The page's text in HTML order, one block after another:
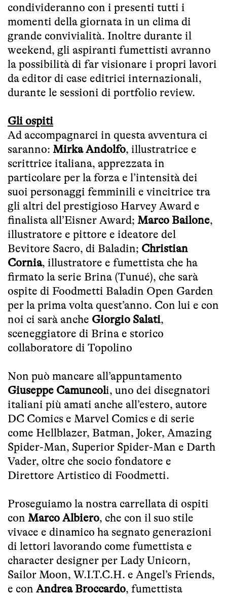
condivideranno con i presenti tutti i
momenti della giornata in un clima di
grande convivialità. Inoltre durante il
weekend, gli aspiranti fumettisti avranno
la possibilità di far visionare i propri lavori
da editor di case editrici internazionali,
durante le sessioni di portfolio review.
Gli ospiti
Ad accompagnarci in questa avventura ci
saranno: Mirka Andolfo, illustratrice e
scrittrice italiana, apprezzata in
particolare per la forza e l’intensità dei
suoi personaggi femminili e vincitrice tra
gli altri del prestigioso Harvey Award e
finalista all’Eisner Award; Marco Bailone,
illustratore e pittore e ideatore del
Bevitore Sacro, di Baladin; Christian
Cornia, illustratore e fumettista che ha
firmato la serie Brina (Tunué), che sarà
ospite di Foodmetti Baladin Open Garden
per la prima volta quest’anno. Con lui e con
noi ci sarà anche Giorgio Salati,
sceneggiatore di Brina e storico
collaboratore di Topolino
Non può mancare all’appuntamento
Giuseppe Camuncoli, uno dei disegnatori
italiani più amati anche all’estero, autore
DC Comics e Marvel Comics e di serie
come Hellblazer, Batman, Joker, Amazing
Spider-Man, Superior Spider-Man e Darth
Vader, oltre che socio fondatore e
Direttore Artistico di Foodmetti.
Proseguiamo la nostra carrellata di ospiti
con Marco Albiero, che con il suo stile
vivace e dinamico ha segnato generazioni
di lettori lavorando come fumettista e
character designer per Lady Unicorn,
Sailor Moon, W.I.T.C.H. e Angel’s Friends,
e con Andrea Broccardo, fumettista